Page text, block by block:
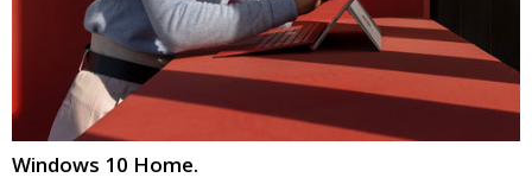
Windows 10 Home.